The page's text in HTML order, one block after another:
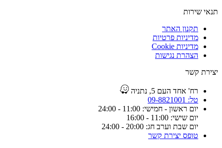
תנאי שירות
תקנון האתר
מדיניות פרטיות
מדיניות Cookie
הצהרת נגישות
יצירת קשר
רח' אחד העם 5, נתניה
טל: 09-8821001
יום ראשון - חמישי: 11:00 - 24:00
יום שישי: 11:00 - 16:00
יום שבת וערב חג: 20:00 - 24:00
טופס יצירת קשר